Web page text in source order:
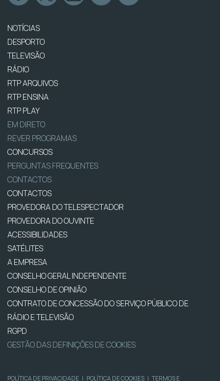
NOTÍCIAS
DESPORTO
TELEVISÃO
RÁDIO
RTP ARQUIVOS
RTP ENSINA
RTP PLAY
EM DIRETO
REVER PROGRAMAS
CONCURSOS
PERGUNTAS FREQUENTES
CONTACTOS
CONTACTOS
PROVEDORA DO TELESPECTADOR
PROVEDORA DO OUVINTE
ACESSIBILIDADES
SATÉLITES
A EMPRESA
CONSELHO GERAL INDEPENDENTE
CONSELHO DE OPINIÃO
CONTRATO DE CONCESSÃO DO SERVIÇO PÚBLICO DE
RÁDIO E TELEVISÃO
RGPD
GESTÃO DAS DEFINIÇÕES DE COOKIES
POLÍTICA DE PRIVACIDADE | POLÍTICA DE COOKIES | TERMOS E